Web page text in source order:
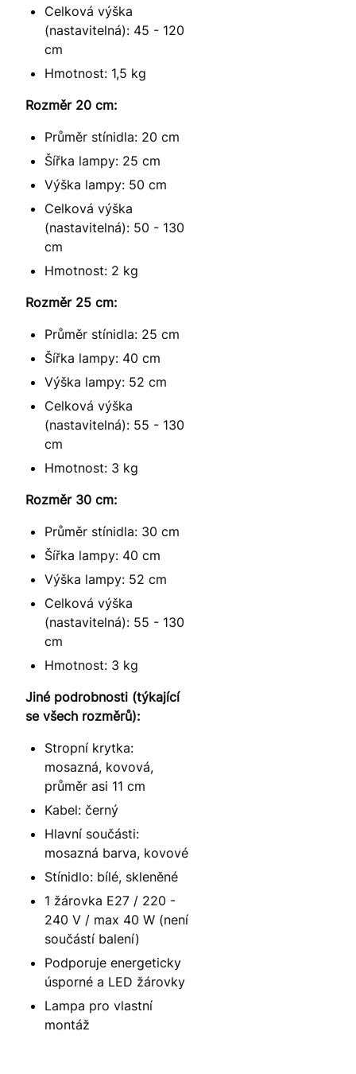
Celková výška
(nastavitelná): 45 - 120
cm
Hmotnost: 1,5 kg
Rozměr 20 cm:
Průměr stínidla: 20 cm
Šířka lampy: 25 cm
Výška lampy: 50 cm
Celková výška
(nastavitelná): 50 - 130
cm
Hmotnost: 2 kg
Rozměr 25 cm:
Průměr stínidla: 25 cm
Šířka lampy: 40 cm
Výška lampy: 52 cm
Celková výška
(nastavitelná): 55 - 130
cm
Hmotnost: 3 kg
Rozměr 30 cm:
Průměr stínidla: 30 cm
Šířka lampy: 40 cm
Výška lampy: 52 cm
Celková výška
(nastavitelná): 55 - 130
cm
Hmotnost: 3 kg
Jiné podrobnosti (týkající
se všech rozměrů):
Stropní krytka:
mosazná, kovová,
průměr asi 11 cm
Kabel: černý
Hlavní součásti:
mosazná barva, kovové
Stínidlo: bílé, skleněné
1 žárovka E27 / 220 -
240 V / max 40 W (není
součástí balení)
Podporuje energeticky
úsporné a LED žárovky
Lampa pro vlastní
montáž